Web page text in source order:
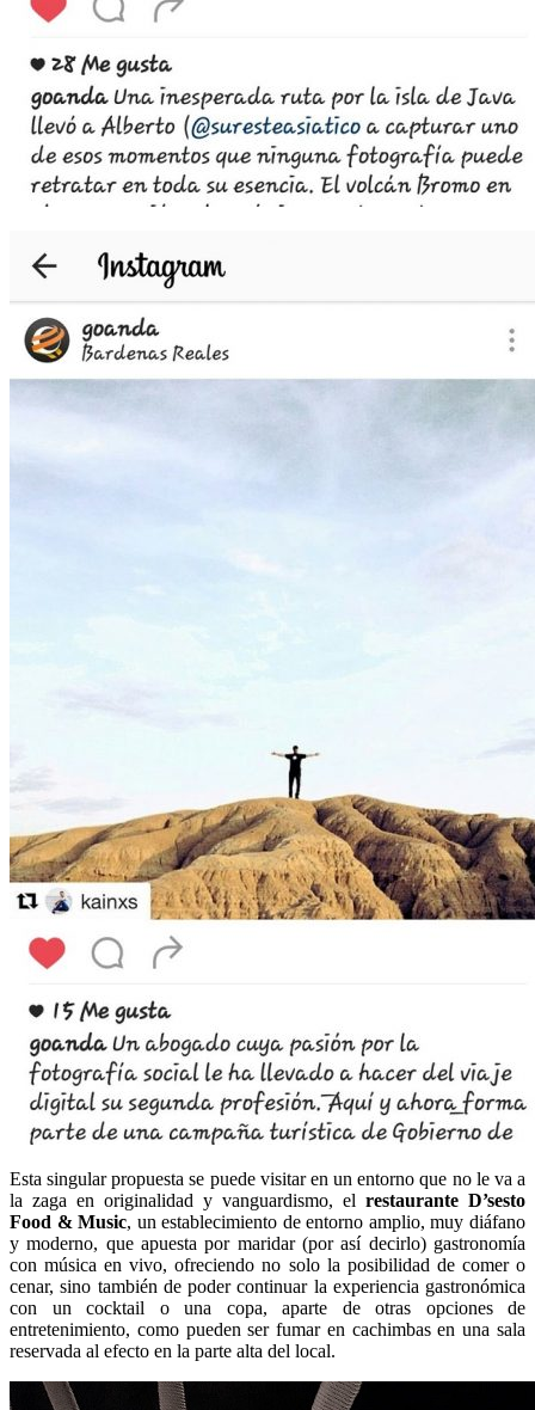
Esta singular propuesta se puede visitar en un entorno que no le va a
la zaga en originalidad y vanguardismo, el restaurante D’sesto
Food & Music, un establecimiento de entorno amplio, muy diáfano
y moderno, que apuesta por maridar (por así decirlo) gastronomía
con música en vivo, ofreciendo no solo la posibilidad de comer o
cenar, sino también de poder continuar la experiencia gastronómica
con un cocktail o una copa, aparte de otras opciones de
entretenimiento, como pueden ser fumar en cachimbas en una sala
reservada al efecto en la parte alta del local.